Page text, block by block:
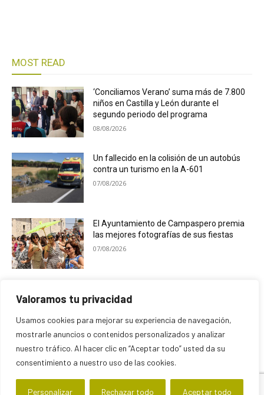
Valoramos tu privacidad
Usamos cookies para mejorar su experiencia de navegación,
mostrarle anuncios o contenidos personalizados y analizar
nuestro tráfico. Al hacer clic en “Aceptar todo” usted da su
consentimiento a nuestro uso de las cookies.
Personalizar Rechazar todo Aceptar todo
MOST READ
‘Conciliamos Verano’ suma más de 7.800
niños en Castilla y León durante el
segundo periodo del programa
08/08/2026
Un fallecido en la colisión de un autobús
contra un turismo en la A-601
07/08/2026
El Ayuntamiento de Campaspero premia
las mejores fotografías de sus fiestas
07/08/2026
las Veladas de San Francisco